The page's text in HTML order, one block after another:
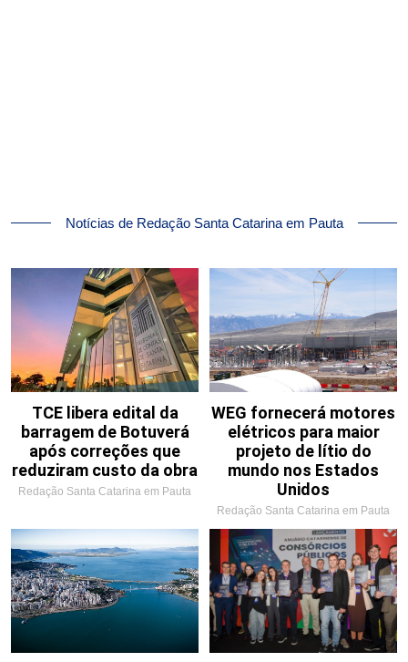
Notícias de Redação Santa Catarina em Pauta
TCE libera edital da
barragem de Botuverá
após correções que
reduziram custo da obra
Redação Santa Catarina em Pauta
WEG fornecerá motores
elétricos para maior
projeto de lítio do
mundo nos Estados
Unidos
Redação Santa Catarina em Pauta